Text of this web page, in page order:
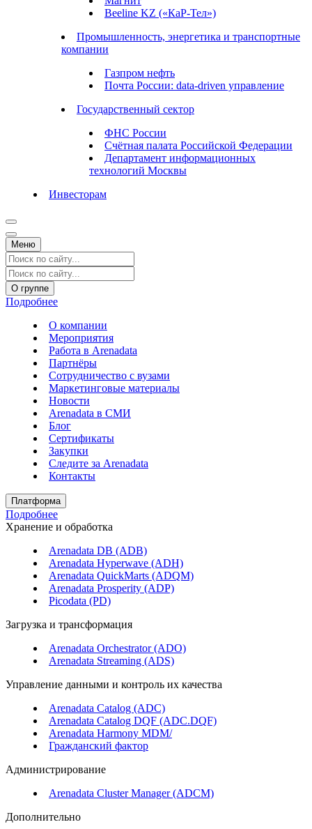
Beeline KZ («КаР-Тел»)
Промышленность, энергетика и транспортные
компании
Газпром нефть
Почта России: data-driven управление
Государственный сектор
ФНС России
Счётная палата Российской Федерации
Департамент информационных
технологий Москвы
Инвесторам
Меню
О группе
Подробнее
О компании
Мероприятия
Работа в Arenadata
Партнёры
Сотрудничество с вузами
Маркетинговые материалы
Новости
Arenadata в СМИ
Блог
Сертификаты
Закупки
Следите за Аrenadata
Контакты
Платформа
Подробнее
Хранение и обработка
Arenadata DB (ADB)
Arenadata Hyperwave (ADH)
Arenadata QuickMarts (ADQM)
Arenadata Prosperity (ADP)
Picodata (PD)
Загрузка и трансформация
Arenadata Orchestrator (ADO)
Arenadata Streaming (ADS)
Управление данными и контроль их качества
Arenadata Catalog (ADC)
Arenadata Catalog DQF (ADС.DQF)
Arenadata Harmony MDM/
Гражданский фактор
Администрирование
Arenadata Cluster Manager (ADCM)
Дополнительно